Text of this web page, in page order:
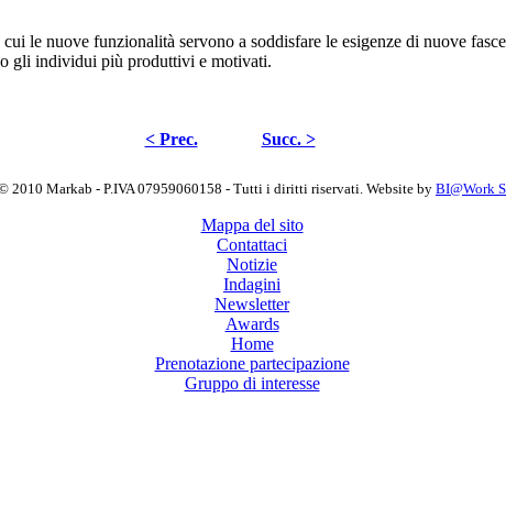
le nuove funzionalità servono a soddisfare le esigenze di nuove
gli individui più produttivi e motivati.
< Prec.
Succ. >
2010 Markab - P.IVA 07959060158 - Tutti i diritti riservati. Website by BI@Work
Mappa del sito
Contattaci
Notizie
Indagini
Newsletter
Awards
Home
Prenotazione partecipazione
Gruppo di interesse